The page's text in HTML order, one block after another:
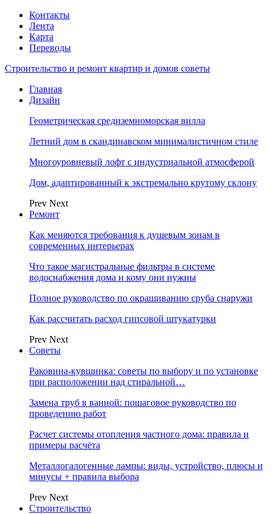
Контакты
Лента
Карта
Переводы
Строительство и ремонт квартир и домов советы
Главная
Дизайн
Геометрическая средиземноморская вилла
Летний дом в скандинавском минималистичном стиле
Многоуровневый лофт с индустриальной атмосферой
Дом, адаптированный к экстремально крутому склону
Prev Next
Ремонт
Как меняются требования к душевым зонам в
современных интерьерах
Что такое магистральные фильтры в системе
водоснабжения дома и кому они нужны
Полное руководство по окрашиванию сруба снаружи
Как рассчитать расход гипсовой штукатурки
Prev Next
Советы
Раковина-кувшинка: советы по выбору и по установке
при расположении над стиральной…
Замена труб в ванной: пошаговое руководство по
проведению работ
Расчет системы отопления частного дома: правила и
примеры расчёта
Металлогалогенные лампы: виды, устройство, плюсы и
минусы + правила выбора
Prev Next
Строительство